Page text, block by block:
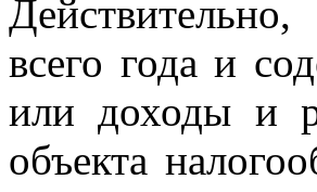
всего года и
или доходы и
объекта